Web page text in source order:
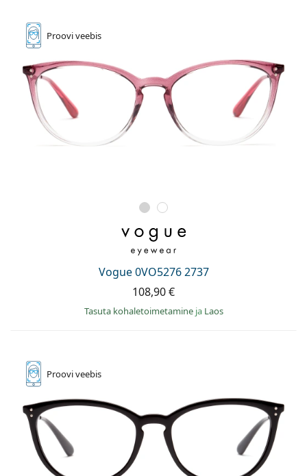
Prooviveebis
Vogue 0VO5276 2737
108,90 €
Tasuta kohaletoimetamine ja Laos
Prooviveebis